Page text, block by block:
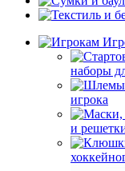
наборы
игрока
и